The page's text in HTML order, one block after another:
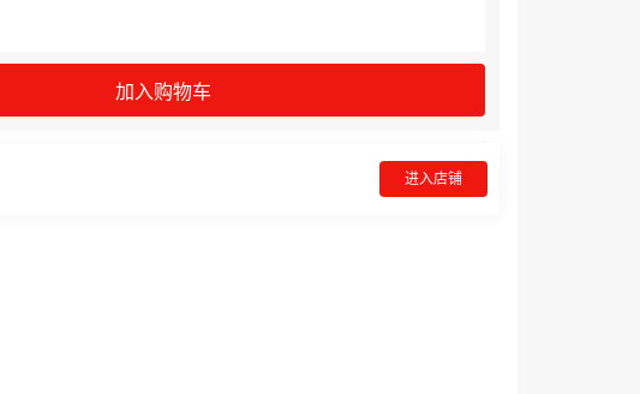
加入购物车
进入店铺